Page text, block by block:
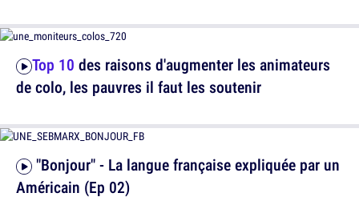
Top 10 des raisons d'augmenter les animateurs
de colo, les pauvres il faut les soutenir
Américain (Ep 02)